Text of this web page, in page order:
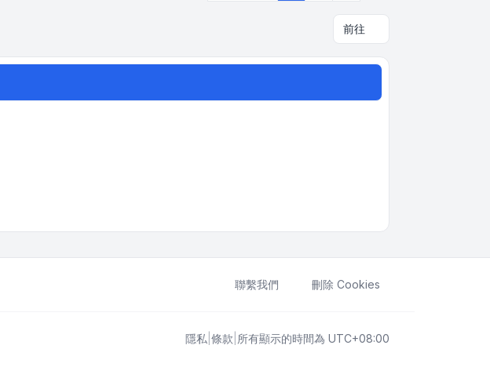
前往
聯繫我們 刪除 Cookies
隱私 條款 所有顯示的時間為 UTC+08:00